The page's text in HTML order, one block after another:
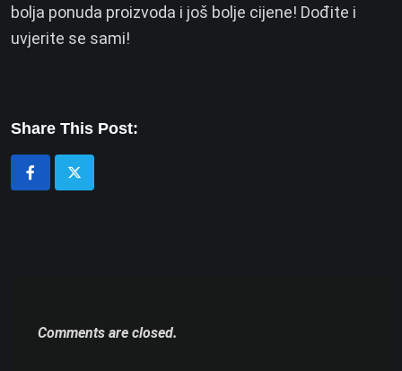
bolja ponuda proizvoda i još bolje cijene! Dođite i
uvjerite se sami!
Share This Post:
Comments are closed.